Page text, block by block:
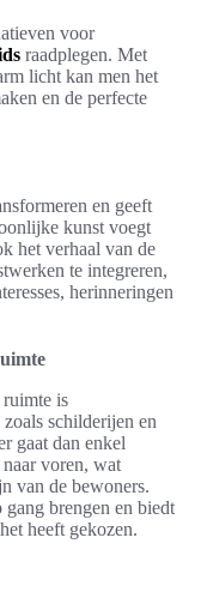
voor
raadplegen. Met
licht kan men het
en de perfecte
en geeft
kunst voegt
het verhaal van de
te integreren,
herinneringen
is
schilderijen en
gaat dan enkel
voren, wat
van de bewoners.
brengen en biedt
heeft gekozen.